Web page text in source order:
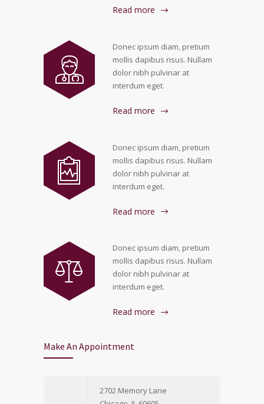
Read more
Donec ipsum diam, pretium
mollis dapibus risus. Nullam
dolor nibh pulvinar at
interdum eget.
Read more
Donec ipsum diam, pretium
mollis dapibus risus. Nullam
dolor nibh pulvinar at
interdum eget.
Read more
Donec ipsum diam, pretium
mollis dapibus risus. Nullam
dolor nibh pulvinar at
interdum eget.
Read more
Make An Appointment
2702 Memory Lane